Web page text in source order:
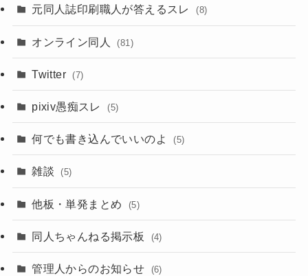
元同人誌印刷職人が答えるスレ (8)
オンライン同人 (81)
Twitter (7)
pixiv愚痴スレ (5)
何でも書き込んでいいのよ (5)
雑談 (5)
他板・単発まとめ (5)
同人ちゃんねる掲示板 (4)
管理人からのお知らせ (6)